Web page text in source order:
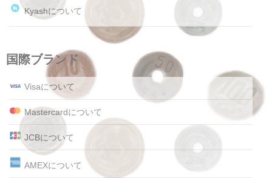
Kyashについて
国際ブランド
Visaについて
Mastercardについて
JCBについて
AMEXについて